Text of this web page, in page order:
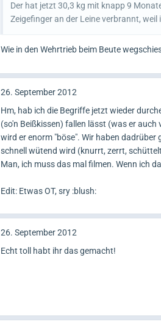
Der hat jetzt 30,3 kg mit knapp 9
Zeigefinger an der Leine verbrannt,
Wie in den Wehrtrieb beim Beute
26. September 2012
Hm, hab ich die Begriffe jetzt wieder
(so'n Beißkissen) fallen lässt (was er
wird er enorm "böse". Wir haben dadrüber
schnell wütend wird (knurrt, zerrt,
Man, ich muss das mal filmen. Wenn ich
Edit: Etwas OT, sry :blush:
26. September 2012
Echt toll habt ihr das gemacht!